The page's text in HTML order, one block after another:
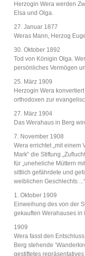
Herzogin Wera werden
Elsa und Olga.
27. Januar 1877
Weras Mann, Herzog
30. Oktober 1892
Tod von Königin Olga.
persönliches Vermögen
25. März 1909
Herzogin Wera
orthodoxen zur
27. März 1904
Das Werahaus in Berg
7. November 1908
Wera errichtet „mit einem
Mark“ die Stiftung
für „uneheliche Müttern
sittlich gefährdete und
weiblichen Geschlechts
1. Oktober 1909
Einweihung des von der
gekauften Werahauses in
1909
Wera fasst den
Berg stehende
gestiftetes